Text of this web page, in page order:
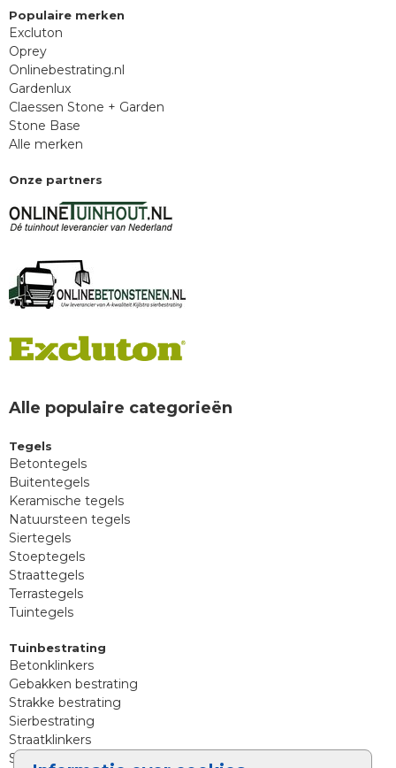
Populaire merken
Excluton
Oprey
Onlinebestrating.nl
Gardenlux
Claessen Stone + Garden
Stone Base
Alle merken
Onze partners
Alle populaire categorieën
Tegels
Betontegels
Buitentegels
Keramische tegels
Natuursteen tegels
Siertegels
Stoeptegels
Straattegels
Terrastegels
Tuintegels
Tuinbestrating
Betonklinkers
Gebakken bestrating
Strakke bestrating
Sierbestrating
Straatklinkers
Straatstenen